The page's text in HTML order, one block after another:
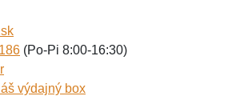
(Po-Pi 8:00-16:30)
výdajný box